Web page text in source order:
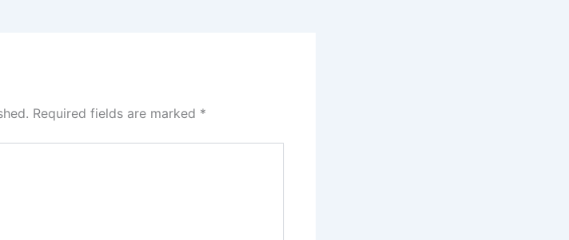
Required fields are marked *